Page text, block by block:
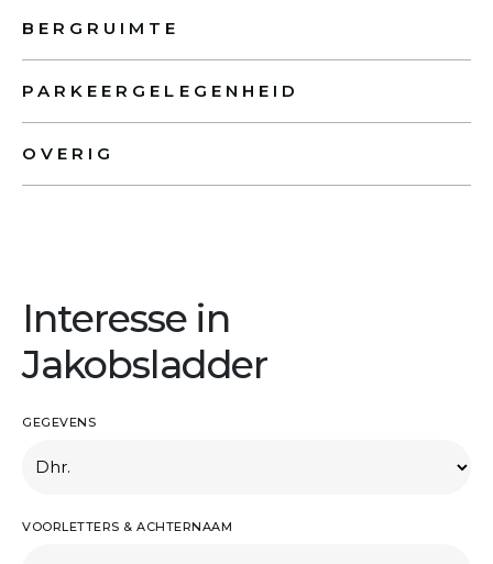
BERGRUIMTE
PARKEERGELEGENHEID
OVERIG
Interesse in
Jakobsladder
GEGEVENS
VOORLETTERS & ACHTERNAAM